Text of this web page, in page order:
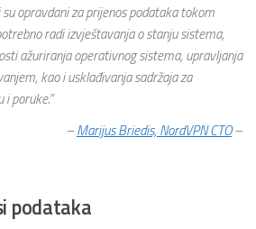
opravdani za prijenos podataka tokom
radi izvještavanja o stanju sistema,
ažuriranja operativnog sistema, upravljanja
kao i usklađivanja sadržaja za
i poruke.”
–Marijus Briedis, NordVPN CTO–
podataka